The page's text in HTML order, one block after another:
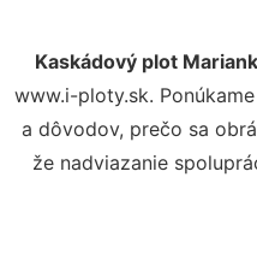
Kaskádový plot
www.i-ploty.sk.
a dôvodov, prečo sa
že nadviazanie